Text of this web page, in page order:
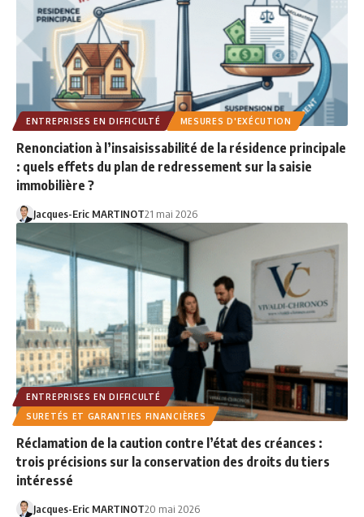
ENTREPRISES EN DIFFICULTÉ MESURES D'EXÉCUTION
Renonciation à l’insaisissabilité de la résidence principale
: quels effets du plan de redressement sur la saisie
immobilière ?
Jacques-Eric MARTINOT21 mai 2026
ENTREPRISES EN DIFFICULTÉ
SURETÉS ET GARANTIES FINANCIÈRES
Réclamation de la caution contre l’état des créances :
trois précisions sur la conservation des droits du tiers
intéressé
Jacques-Eric MARTINOT20 mai 2026